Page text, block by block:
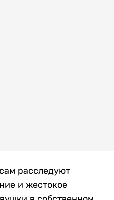
расследуют
и жестокое